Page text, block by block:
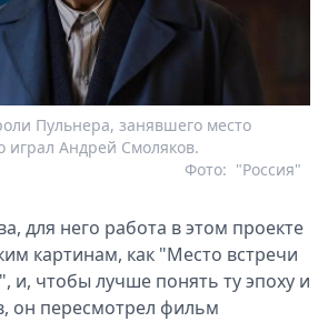
Пульнера, занявшего место
играл Андрей Смоляков.
"Россия"
Фото:
для него работа в этом проекте
картинам, как "Место встречи
и, чтобы лучше понять ту эпоху и
он пересмотрел фильм